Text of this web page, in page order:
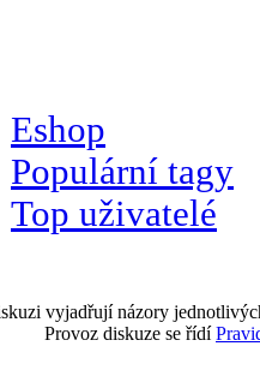
Eshop
Populární tagy
Top uživatelé
vyjadřují názory
Provoz diskuze se řídí